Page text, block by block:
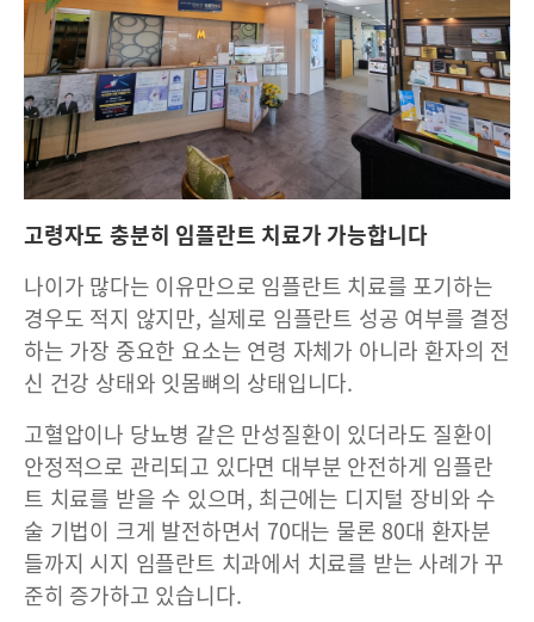
고령자도 충분히 임플란트 치료가 가능합니다
나이가 많다는 이유만으로 임플란트 치료를 포기하는
경우도 적지 않지만, 실제로 임플란트 성공 여부를 결정
하는 가장 중요한 요소는 연령 자체가 아니라 환자의 전
신 건강 상태와 잇몸뼈의 상태입니다.
고혈압이나 당뇨병 같은 만성질환이 있더라도 질환이
안정적으로 관리되고 있다면 대부분 안전하게 임플란
트 치료를 받을 수 있으며, 최근에는 디지털 장비와 수
술 기법이 크게 발전하면서 70대는 물론 80대 환자분
들까지 시지 임플란트 치과에서 치료를 받는 사례가 꾸
준히 증가하고 있습니다.